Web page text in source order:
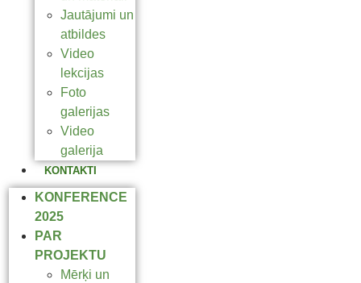
Jautājumi un
atbildes
Video
lekcijas
Foto
galerijas
Video
galerija
KONTAKTI
KONFERENCE
2025
PAR
PROJEKTU
Mērķi un